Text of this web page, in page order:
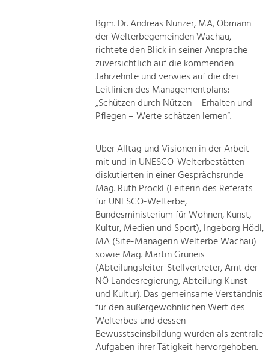
Bgm. Dr. Andreas Nunzer, MA, Obmann
der Welterbegemeinden Wachau,
richtete den Blick in seiner Ansprache
zuversichtlich auf die kommenden
Jahrzehnte und verwies auf die drei
Leitlinien des Managementplans:
„Schützen durch Nützen – Erhalten und
Pflegen – Werte schätzen lernen“.
Über Alltag und Visionen in der Arbeit
mit und in UNESCO-Welterbestätten
diskutierten in einer Gesprächsrunde
Mag. Ruth Pröckl (Leiterin des Referats
für UNESCO-Welterbe,
Bundesministerium für Wohnen, Kunst,
Kultur, Medien und Sport), Ingeborg Hödl,
MA (Site-Managerin Welterbe Wachau)
sowie Mag. Martin Grüneis
(Abteilungsleiter-Stellvertreter, Amt der
NÖ Landesregierung, Abteilung Kunst
und Kultur). Das gemeinsame Verständnis
für den außergewöhnlichen Wert des
Welterbes und dessen
Bewusstseinsbildung wurden als zentrale
Aufgaben ihrer Tätigkeit hervorgehoben.